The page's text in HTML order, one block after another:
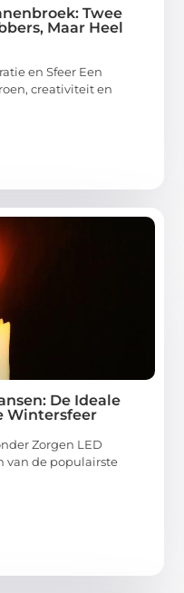
Twee
Maar Heel
en Sfeer Een
creativiteit en
De Ideale
Winter­sfeer
Zorgen LED
van de populairste